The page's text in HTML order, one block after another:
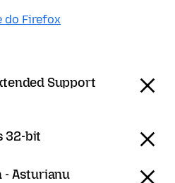
do Firefox
Support
32-bit
- Asturianu